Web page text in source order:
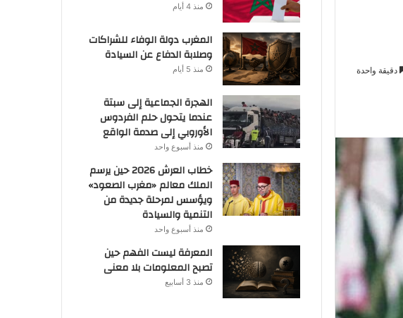
دقيقة واحدة
منذ 4 أيام
المغرب دولة الوفاء للشراكات
وصلابة الدفاع عن السيادة
منذ 5 أيام
الهجرة الجماعية إلى سبتة
عندما يتحول حلم الفردوس
الأوروبي إلى صدمة الواقع
منذ أسبوع واحد
خطاب العرش 2026 حين يرسم
الملك معالم «مغرب الصعود»
ويؤسس لمرحلة جديدة من
التنمية والسيادة
منذ أسبوع واحد
المعرفة ليست الفهم حين
تصبح المعلومات بلا معنى
منذ 3 أسابيع